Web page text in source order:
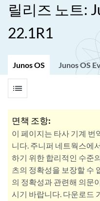
릴리즈 노트:
22.1R1
Junos OS Junos OS
list
면책 조항:
이 페이지는 타사 기계 번
니다. 주니퍼 네트웍스에
하기 위한 합리적인 수준
츠의 정확성을 보장할 수
의 정확성과 관련해 의문
시기 바랍니다. 다운로드